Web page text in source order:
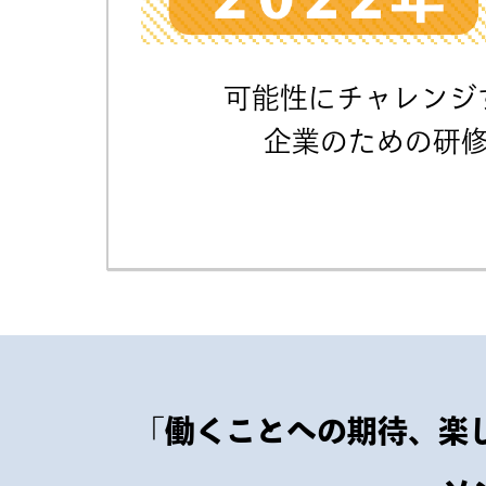
可能性にチャレン
企業のための研
「働くことへの期待、楽